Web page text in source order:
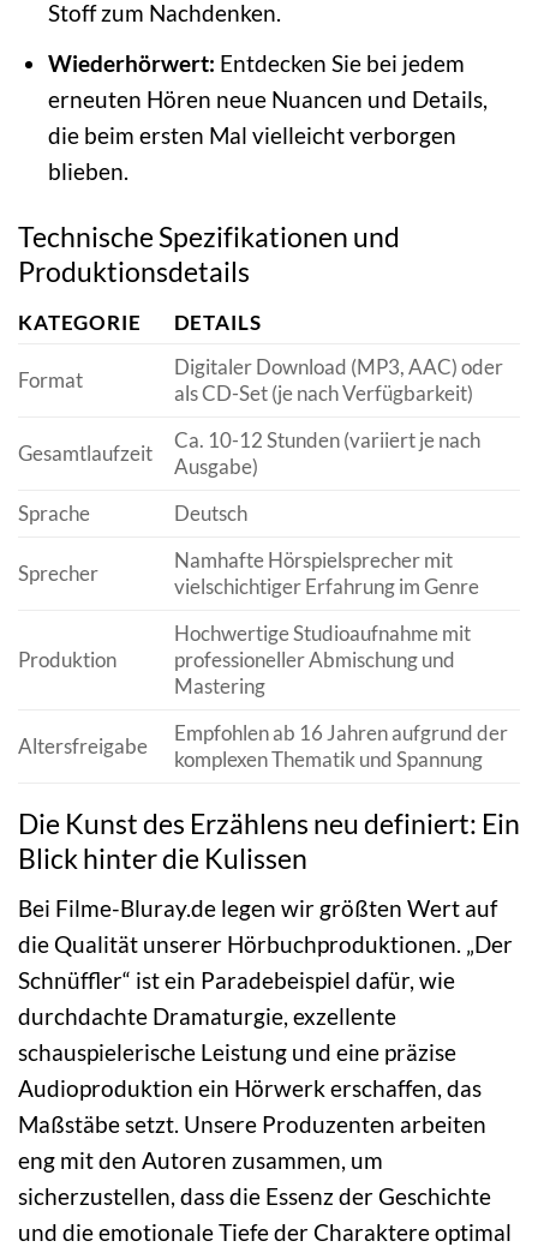
Stoff zum Nachdenken.
Wiederhörwert: Entdecken Sie bei jedem
erneuten Hören neue Nuancen und Details,
die beim ersten Mal vielleicht verborgen
blieben.
Technische Spezifikationen und
Produktionsdetails
KATEGORIE DETAILS
Format
Digitaler Download (MP3, AAC) oder
als CD-Set (je nach Verfügbarkeit)
Gesamtlaufzeit
Ca. 10-12 Stunden (variiert je nach
Ausgabe)
Sprache
Deutsch
Sprecher
Namhafte Hörspielsprecher mit
vielschichtiger Erfahrung im Genre
Produktion
Hochwertige Studioaufnahme mit
professioneller Abmischung und
Mastering
Altersfreigabe
Empfohlen ab 16 Jahren aufgrund der
komplexen Thematik und Spannung
Die Kunst des Erzählens neu definiert: Ein
Blick hinter die Kulissen
Bei Filme-Bluray.de legen wir größten Wert auf
die Qualität unserer Hörbuchproduktionen. „Der
Schnüffler“ ist ein Paradebeispiel dafür, wie
durchdachte Dramaturgie, exzellente
schauspielerische Leistung und eine präzise
Audioproduktion ein Hörwerk erschaffen, das
Maßstäbe setzt. Unsere Produzenten arbeiten
eng mit den Autoren zusammen, um
sicherzustellen, dass die Essenz der Geschichte
und die emotionale Tiefe der Charaktere optimal